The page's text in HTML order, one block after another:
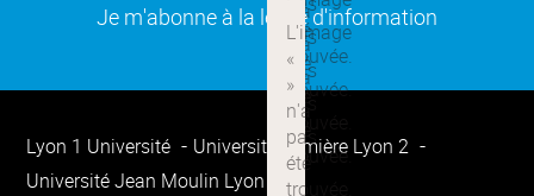
Je m'abonne à la lettre d'information
(ouverture dans une
Lyon 1 Université
Université Lumière Lyon 2
Université Jean Moulin Lyon 3